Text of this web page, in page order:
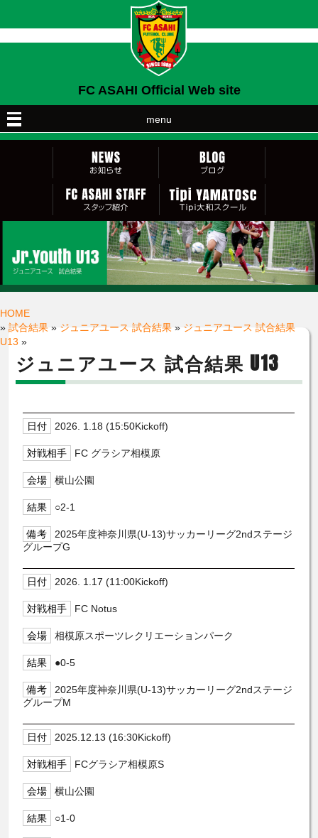
FC ASAHI Official Web site
menu
HOME
» 試合結果 » ジュニアユース 試合結果 » ジュニアユース 試合結果
U13 »
ジュニアユース 試合結果 U13
2026. 1.18 (15:50Kickoff)
FC グラシア相模原
横山公園
○2-1
2025年度神奈川県(U-13)サッカーリーグ2ndステージ
グループG
2026. 1.17 (11:00Kickoff)
FC Notus
相模原スポーツレクリエーションパーク
●0-5
2025年度神奈川県(U-13)サッカーリーグ2ndステージ
グループM
2025.12.13 (16:30Kickoff)
FCグラシア相模原S
横山公園
○1-0